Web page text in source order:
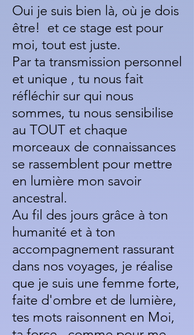
Oui je suis bien là, où je dois
être! et ce stage est pour
moi, tout est juste.
Par ta transmission personnel
et unique , tu nous fait
réfléchir sur qui nous
sommes, tu nous sensibilise
au TOUT et chaque
morceaux de connaissances
se rassemblent pour mettre
en lumière mon savoir
ancestral.
Au fil des jours grâce à ton
humanité et à ton
accompagnement rassurant
dans nos voyages, je réalise
que je suis une femme forte,
faite d'ombre et de lumière,
tes mots raisonnent en Moi,